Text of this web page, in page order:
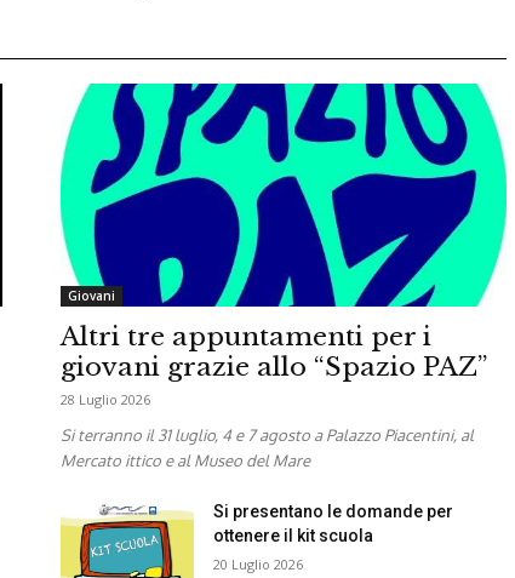
Giovani
Altri tre appuntamenti per i
giovani grazie allo “Spazio PAZ”
28 Luglio 2026
Si terranno il 31 luglio, 4 e 7 agosto a Palazzo Piacentini, al
Mercato ittico e al Museo del Mare
Si presentano le domande per
ottenere il kit scuola
20 Luglio 2026